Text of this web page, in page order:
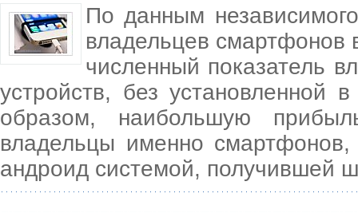
По данным
владельцев смартфонов
численный показатель
устройств, без установленной
образом, наибольшую
владельцы именно
андроид системой, получившей